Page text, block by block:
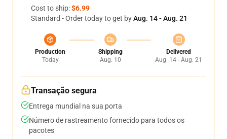
Cost to ship:$6.99
Standard - Order today to get byAug. 14 - Aug. 21
Production
Today
Shipping
Aug. 10
Delivered
Aug. 14 - Aug. 21
Transação segura
Entrega mundial na sua porta
Número de rastreamento fornecido para todos os
pacotes